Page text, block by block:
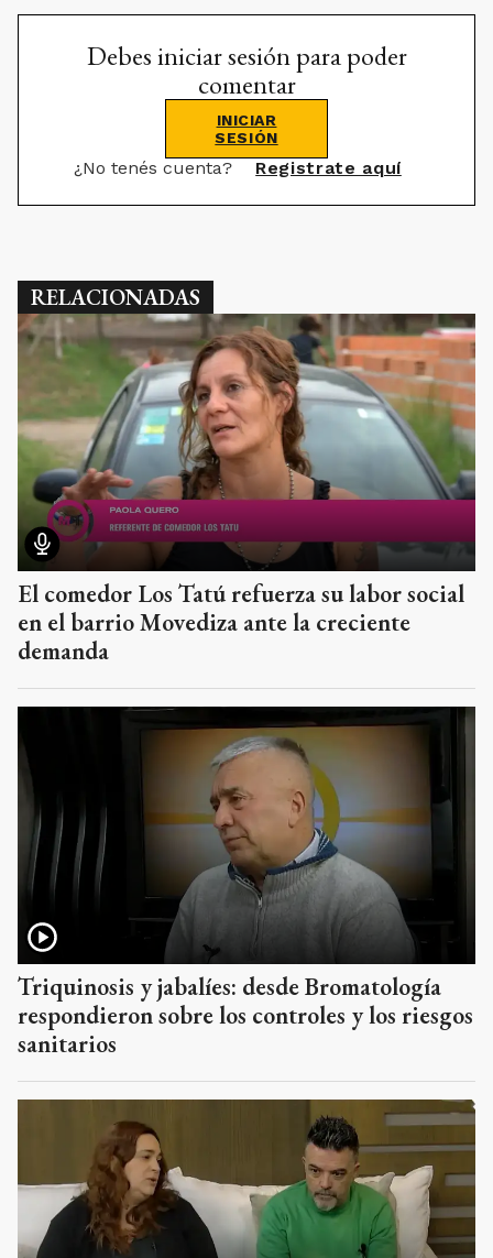
Debes iniciar sesión para poder
comentar
INICIAR
SESIÓN
¿No tenés cuenta? Registrate aquí
RELACIONADAS
El comedor Los Tatú refuerza su labor social
en el barrio Movediza ante la creciente
demanda
Triquinosis y jabalíes: desde Bromatología
respondieron sobre los controles y los riesgos
sanitarios